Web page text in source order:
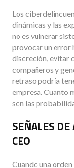
Los
dinámicas y las
no es vulnerar
provocar un error
discreción, evitar
compañeros y
retraso podría
empresa. Cuanto
son las
SEÑALES
CEO
Cuando una